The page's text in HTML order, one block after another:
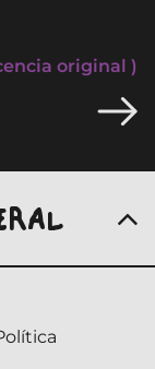
original )